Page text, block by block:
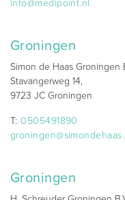
info@medipoint.nl
Groningen
Simon de Haas Groningen
Stavangerweg 14,
9723 JC Groningen
T:0505491890
Groningen